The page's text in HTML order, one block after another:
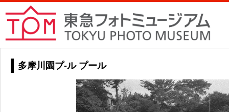
多摩川園プ-ル プール